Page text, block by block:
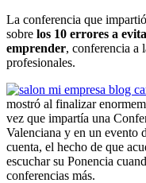
La conferencia que
sobre los 10 errores a
emprender, conferencia a
profesionales.
mostró al finalizar
vez que impartía una
Valenciana y en un evento
cuenta, el hecho de que
escuchar su Ponencia
conferencias más.